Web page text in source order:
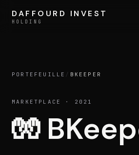
DAFFOURD INVEST
HOLDING
DAFFOURD INVEST
HOLDING
Portefeuille
PORTEFEUILLE / BKEEPER
MARKETPLACE · 2021
🧤